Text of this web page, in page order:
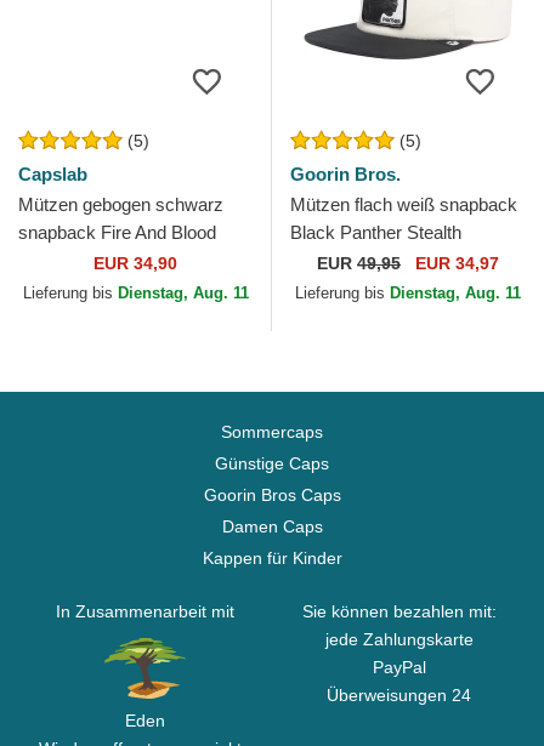
(5)
Capslab
Mützen gebogen schwarz
snapback Fire And Blood
GOT BLO Dracarys Spiel der
Throne von Capslab
EUR 34,90
Lieferung bis Dienstag, Aug. 11
(5)
Goorin Bros.
Mützen flach weiß snapback
Black Panther Stealth
Explorer The Farm Flats The
Farm Goorin Bros.
EUR 49,95 EUR 34,97
Lieferung bis Dienstag, Aug. 11
Sommercaps
Günstige Caps
Goorin Bros Caps
Damen Caps
Kappen für Kinder
In Zusammenarbeit mit
Eden
Sie können bezahlen mit:
jede Zahlungskarte
PayPal
Überweisungen 24